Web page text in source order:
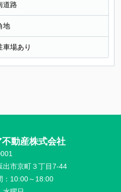
道路
地
車場あり
不動産株式会社
出市京町３丁目7-44
10:00～18:00